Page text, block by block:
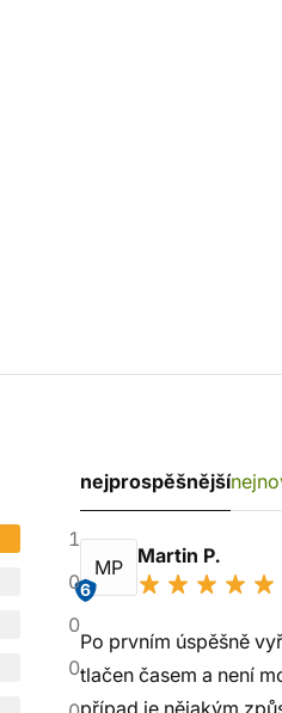
1
0
0
0
nejprospěšnější
MP
6
Martin P.
Po prvním úspěšně
tlačen časem a není
případ je nějakým